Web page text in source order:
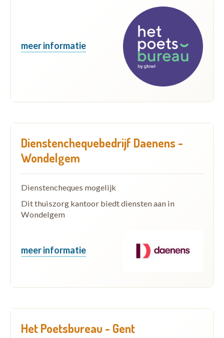
meer informatie
Dienstenchequebedrijf Daenens -
Wondelgem
Dienstencheques mogelijk
Dit thuiszorg kantoor biedt diensten aan in
Wondelgem
meer informatie
Het Poetsbureau - Gent